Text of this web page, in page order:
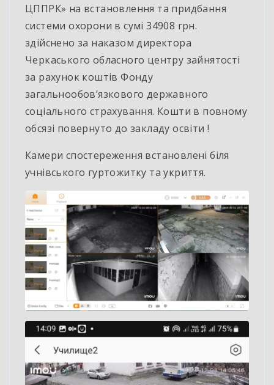
ЦППРК» на встановлення та придбання
системи охорони в сумі 34908 грн.
здійснено за наказом директора
Черкаського обласного центру зайнятості
за рахунок коштів Фонду
загальнообов’язкового державного
соціального страхування. Кошти в повному
обсязі повернуто до закладу освіти !
Камери спостереження встановлені біля
учнівського гуртожитку та укриття.